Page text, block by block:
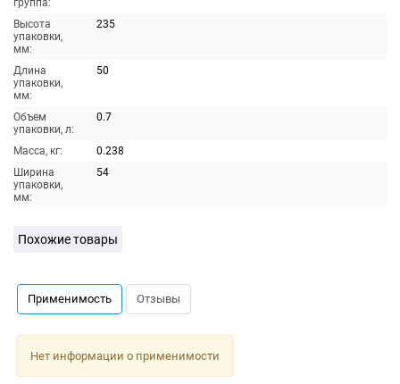
группа:
Высота
упаковки,
мм:
235
Длина
упаковки,
мм:
50
Объем
упаковки, л:
0.7
Масса, кг:
0.238
Ширина
упаковки,
мм:
54
Похожие товары
Применимость Отзывы
Нет информации о применимости